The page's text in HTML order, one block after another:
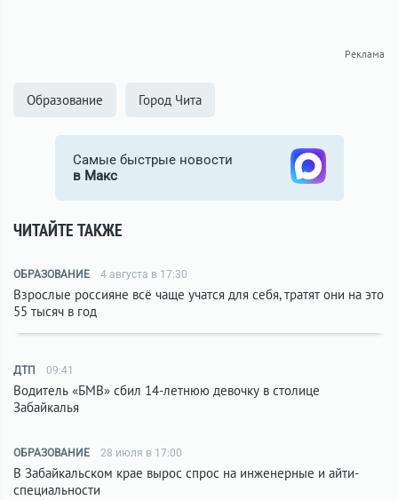
Реклама
Образование Город Чита
Самые быстрые новости
в Макс
ЧИТАЙТЕ ТАКЖЕ
ОБРАЗОВАНИЕ 4 августа в 17:30
Взрослые россияне всё чаще учатся для себя, тратят они на это
55 тысяч в год
ДТП 09:41
Водитель «БМВ» сбил 14-летнюю девочку в столице
Забайкалья
ОБРАЗОВАНИЕ 28 июля в 17:00
В Забайкальском крае вырос спрос на инженерные и айти-
специальности